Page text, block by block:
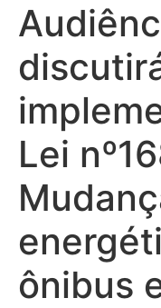
Lei
ônibus